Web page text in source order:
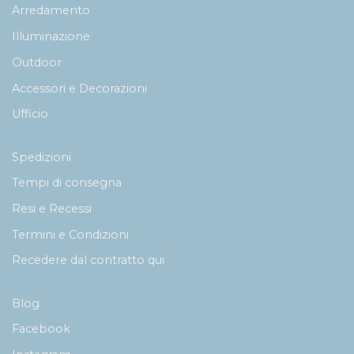
Arredamento
Illuminazione
Outdoor
Accessori e Decorazioni
Ufficio
Spedizioni
Tempi di consegna
Resi e Recessi
Termini e Condizioni
Recedere dal contratto qui
Blog
Facebook